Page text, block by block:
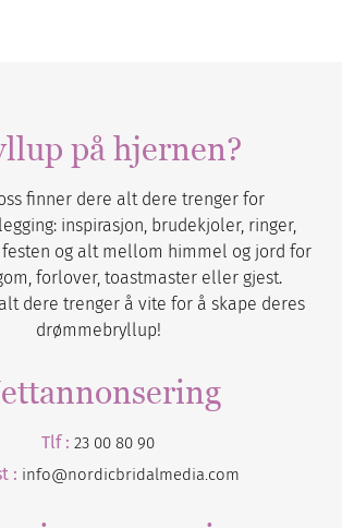
på hjernen?
finner dere alt dere trenger for
inspirasjon, brudekjoler, ringer,
og alt mellom himmel og jord for
forlover, toastmaster eller gjest.
dere trenger å vite for å skape deres
drømmebryllup!
Tlf : 23 00 80 90
: info@nordicbridalmedia.com